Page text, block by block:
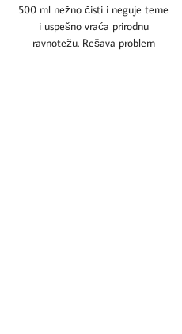
500 ml nežno čisti i neguje teme
i uspešno vraća prirodnu
ravnotežu. Rešava problem